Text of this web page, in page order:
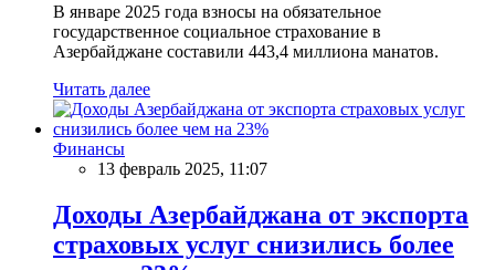
В январе 2025 года взносы на обязательное
государственное социальное страхование в
Азербайджане составили 443,4 миллиона манатов.
Читать далее
Финансы
13 февраль 2025, 11:07
Доходы Азербайджана от экспорта
страховых услуг снизились более